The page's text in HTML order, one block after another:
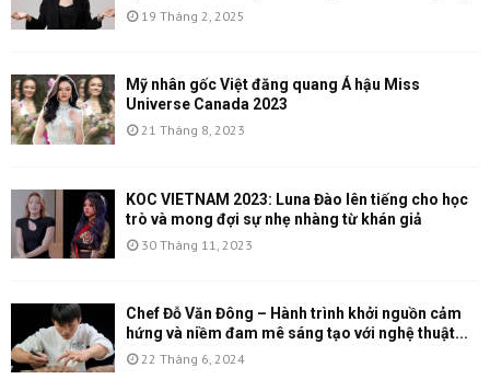
19 Tháng 2, 2025
Mỹ nhân gốc Việt đăng quang Á hậu Miss
Universe Canada 2023
21 Tháng 8, 2023
KOC VIETNAM 2023: Luna Đào lên tiếng cho học
trò và mong đợi sự nhẹ nhàng từ khán giả
30 Tháng 11, 2023
Chef Đỗ Văn Đông – Hành trình khởi nguồn cảm
hứng và niềm đam mê sáng tạo với nghệ thuật...
22 Tháng 6, 2024